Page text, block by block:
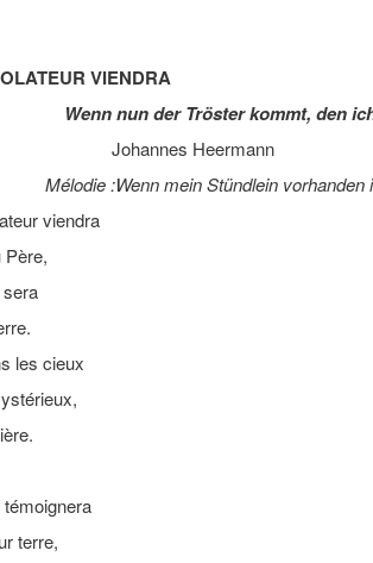
VIENDRA
der Tröster kommt, den
Heermann
mein Stündlein vorhanden
viendra
Père,
les cieux
témoignera
terre,